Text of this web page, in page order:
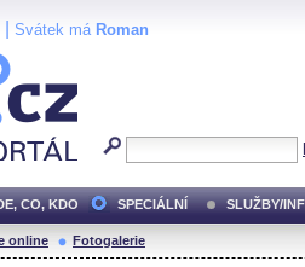
Svátek má Roman
CO, KDO SPECIÁLNÍ SLUŽBY/
online Fotogalerie